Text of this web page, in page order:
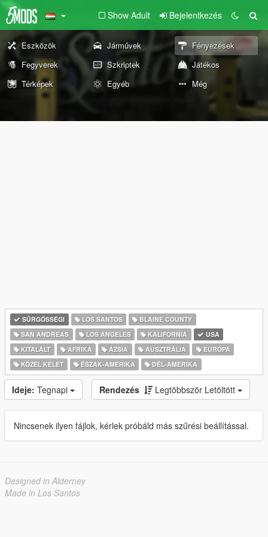
Show Adult Bejelentkezés
Eszközök Járművek
Fényezések
Fegyverek
Szkriptek
Játékos
Térképek
Egyéb Még
SŰRGŐSSÉGI LOS SANTOS
BLAINE COUNTY
SAN ANDREAS
LOS ANGELES KALIFORNIA
USA
KITALÁLT
AFRIKA ÁZSIA AUSZTRÁLIA
EURÓPA
KÖZEL KELET
ÉSZAK-AMERIKA DÉL-AMERIKA
Ideje: Tegnapi Rendezés Legtöbbször Letöltött
Nincsenek ilyen fájlok, kérlek próbáld más szűrési beállítással.
Designed in Alderney
Made in Los Santos